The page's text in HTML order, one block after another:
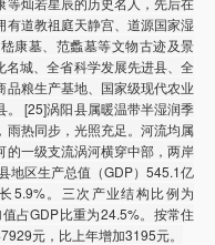
道教祖庭天静宫、道源国家湿
康墓、范蠡墓等文物古迹及景
名城、全省科学发展先进县、全
粮生产基地、国家级现代农业
。 [25]涡阳县属暖温带半湿润季
雨热同步，光照充足。河流均属
一级支流涡河横穿中部，两岸
地区生产总值（GDP）545.1亿
5.9%。三次产业结构比例为
占GDP比重为24.5%。按常住
元，比上年增加3195元。